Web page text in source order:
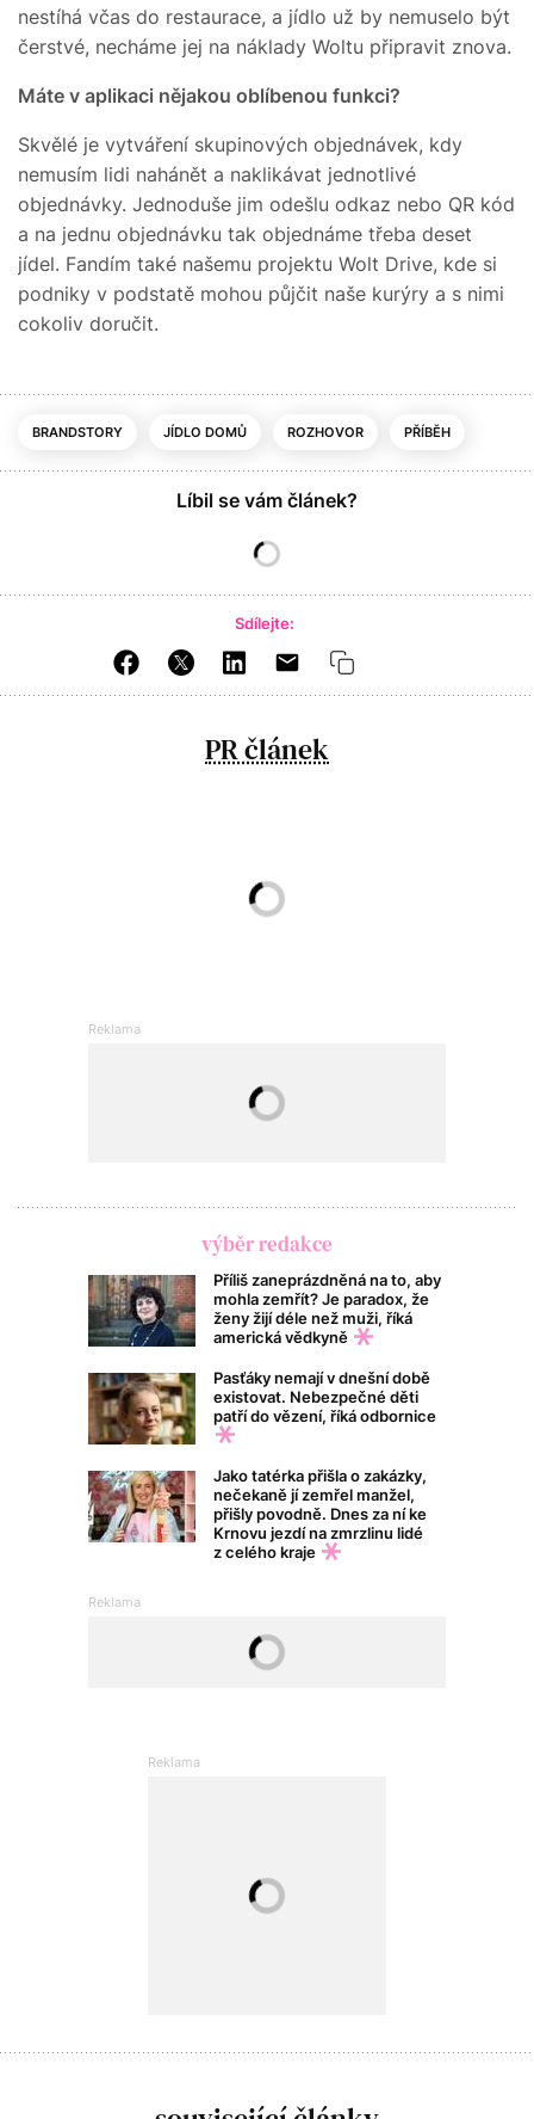
nestíhá včas do restaurace, a jídlo už by nemuselo být
čerstvé, necháme jej na náklady Woltu připravit znova.
Máte v aplikaci nějakou oblíbenou funkci?
Skvělé je vytváření skupinových objednávek, kdy
nemusím lidi nahánět a naklikávat jednotlivé
objednávky. Jednoduše jim odešlu odkaz nebo QR kód
a na jednu objednávku tak objednáme třeba deset
jídel. Fandím také našemu projektu Wolt Drive, kde si
podniky v podstatě mohou půjčit naše kurýry a s nimi
cokoliv doručit.
BRANDSTORY JÍDLO DOMŮ ROZHOVOR PŘÍBĚH
Líbil se vám článek?
Sdílejte:
PR článek
výběr redakce
Příliš zaneprázdněná na to, aby
mohla zemřít? Je paradox, že
ženy žijí déle než muži, říká
americká vědkyně
Pasťáky nemají v dnešní době
existovat. Nebezpečné děti
patří do vězení, říká odbornice
Jako tatérka přišla o zakázky,
nečekaně jí zemřel manžel,
přišly povodně. Dnes za ní ke
Krnovu jezdí na zmrzlinu lidé
z celého kraje